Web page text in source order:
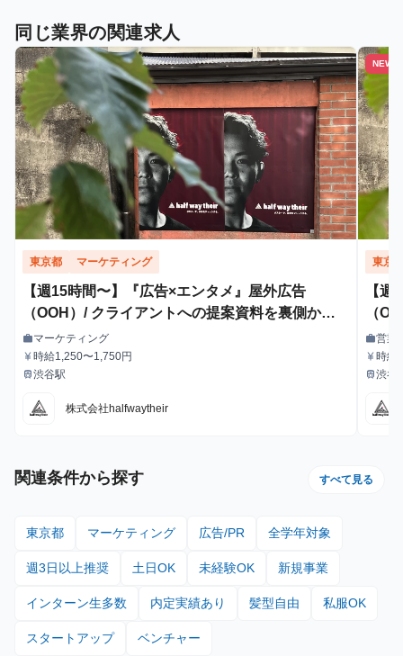
同じ業界の関連求人
東京都 マーケティング
【週15時間〜】『広告×エンタメ』屋外広告
（OOH）/ クライアントへの提案資料を裏側から
支えるインターン！
職種
workマーケティング
給与
currency_yen時給1,250〜1,750円
最寄駅
train渋谷駅
株式会社halfwaytheir
NEW
東京
【
（
職種
work営業
給与
currency_yen時給
最寄駅
train渋谷
関連条件から探す すべて見る
東京都 マーケティング 広告/PR 全学年対象
週3日以上推奨 土日OK 未経験OK 新規事業
インターン生多数 内定実績あり 髪型自由 私服OK
スタートアップ ベンチャー